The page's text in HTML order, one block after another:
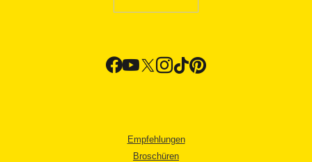
Empfehlungen
Broschüren